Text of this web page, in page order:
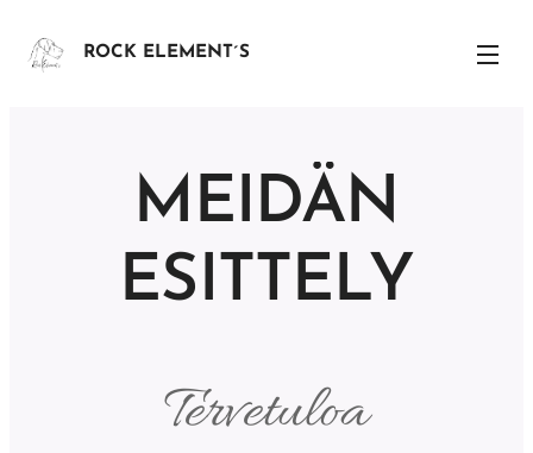
ROCK ELEMENT´S
MEIDÄN
ESITTELY
Tervetuloa